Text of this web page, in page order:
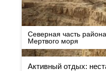
Северная часть района
Мертвого моря
Активный отдых: